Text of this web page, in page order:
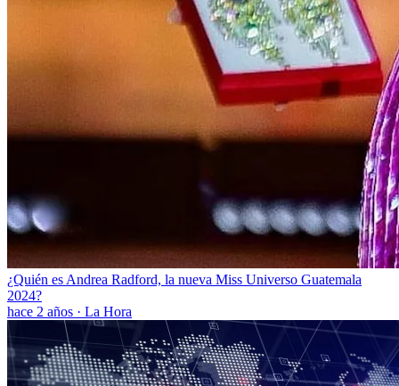
¿Quién es Andrea Radford, la nueva Miss Universo Guatemala
2024?
hace 2 años · La Hora